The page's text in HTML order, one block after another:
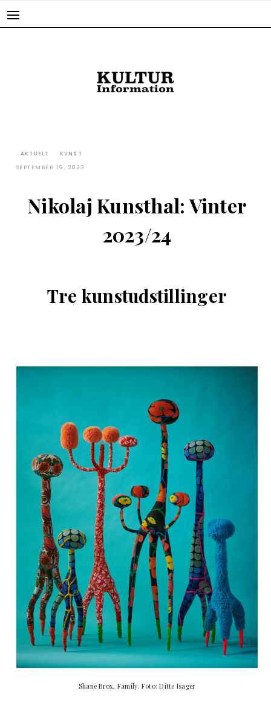
AKTUELT KUNST
SEPTEMBER 19, 2023
Nikolaj Kunsthal: Vinter
2023/24
Tre kunstudstillinger
Shane Brox, Family. Foto: Ditte Isager